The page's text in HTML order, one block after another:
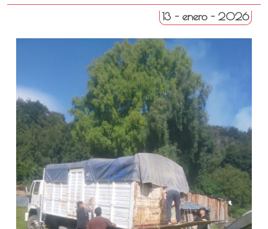
13 - enero - 2026